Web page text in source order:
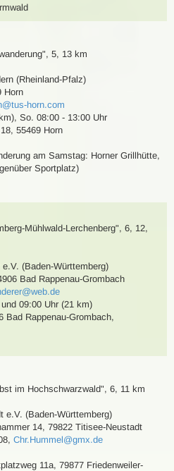
, 5, 13 km
(Rheinland-Pfalz)
Horn
horn.com
So. 08:00 - 13:00 Uhr
55469 Horn
am Samstag: Horner Grillhütte,
Sportplatz)
Mühlwald-Lerchenberg", 6, 12,
(Baden-Württemberg)
Bad Rappenau-Grombach
09:00 Uhr (21 km)
Bad Rappenau-Grombach,
im Hochschwarzwald", 6, 11 km
e.V. (Baden-Württemberg)
14, 79822 Titisee-Neustadt
, Chr.Hummel@gmx.de
11a, 79877 Friedenweiler-